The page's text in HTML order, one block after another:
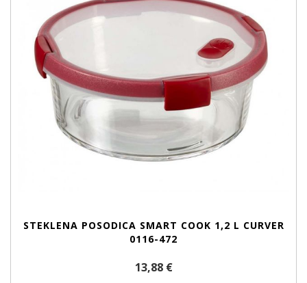
STEKLENA POSODICA SMART COOK 1,2 L CURVER
0116-472
13,88 €